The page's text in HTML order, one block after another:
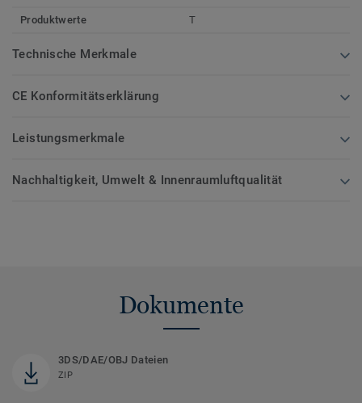
Produktwerte T
Technische Merkmale
CE Konformitätserklärung
Leistungsmerkmale
Nachhaltigkeit, Umwelt & Innenraumluftqualität
Dokumente
3DS/DAE/OBJ Dateien
ZIP